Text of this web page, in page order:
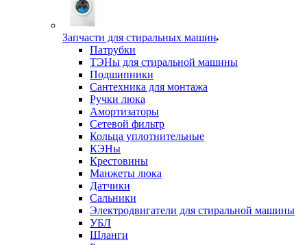
Запчасти для стиральных машин
Патрубки
ТЭНы для стиральной машины
Подшипники
Сантехника для монтажа
Ручки люка
Амортизаторы
Сетевой фильтр
Кольца уплотнительные
КЭНы
Крестовины
Манжеты люка
Датчики
Сальники
Электродвигатели для стиральной машины
УБЛ
Шланги